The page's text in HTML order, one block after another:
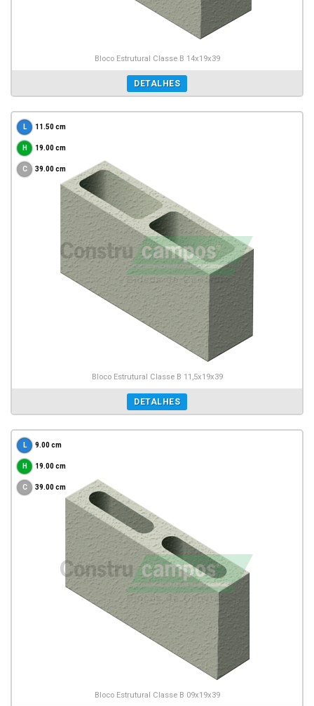
Bloco Estrutural Classe B 14x19x39
DETALHES
11.50 cm
19.00 cm
39.00 cm
Bloco Estrutural Classe B 11,5x19x39
DETALHES
9.00 cm
19.00 cm
39.00 cm
Bloco Estrutural Classe B 09x19x39